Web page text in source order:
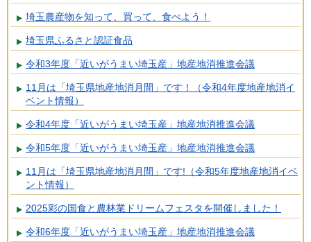
埼玉農産物を知って、買って、食べよう！
埼玉県ふるさと認証食品
令和3年度「近いがうまい埼玉産」地産地消推進会議
11月は「埼玉県地産地消月間」です！（令和4年度地産地消イ
ベント情報）
令和4年度「近いがうまい埼玉産」地産地消推進会議
令和5年度「近いがうまい埼玉産」地産地消推進会議
11月は「埼玉県地産地消月間」です!（令和5年度地産地消イベ
ント情報）
2025彩の国食と農林業ドリームフェスタを開催しました！
令和6年度「近いがうまい埼玉産」地産地消推進会議